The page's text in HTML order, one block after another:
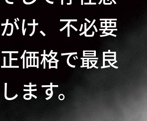
け、不必要
価格で最良
ます。